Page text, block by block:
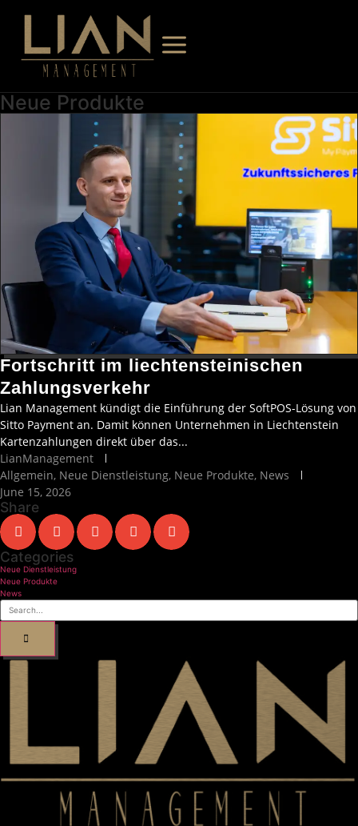
Neue Produkte
Fortschritt im liechtensteinischen
Zahlungsverkehr
Lian Management kündigt die Einführung der SoftPOS-Lösung von
Sitto Payment an. Damit können Unternehmen in Liechtenstein
Kartenzahlungen direkt über das...
LianManagement
Allgemein, Neue Dienstleistung, Neue Produkte, News
June 15, 2026
Share
Categories
Neue Dienstleistung
Neue Produkte
News